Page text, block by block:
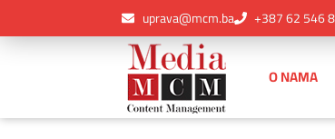
uprava@mcm.ba +387 62 546
O NAMA